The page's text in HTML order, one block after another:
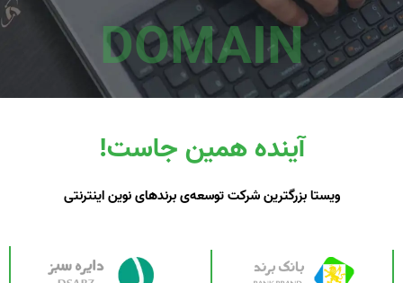
DOMAIN
آینده همین جاست!
ویستا بزرگترین شرکت توسعه‌ی برندهای نوین اینترنتی